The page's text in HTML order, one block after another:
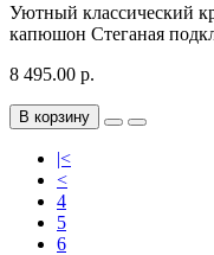
Уютный классический
капюшон Стеганая
8 495.00 р.
В корзину
|<
<
4
5
6